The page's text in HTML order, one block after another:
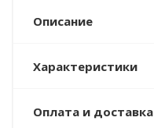
Описание
Характеристики
Оплата и доставка